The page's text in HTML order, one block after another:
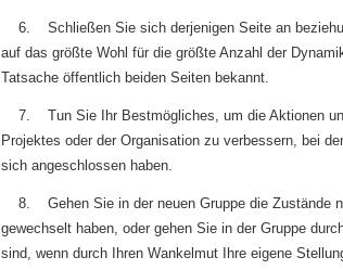
6. Schließen Sie sich derjenigen Seite an
auf das größte Wohl für die größte Anzahl der
Tatsache öffentlich beiden Seiten bekannt.
7. Tun Sie Ihr Bestmögliches, um die Aktionen
Projektes oder der Organisation zu verbessern, bei
sich angeschlossen haben.
8. Gehen Sie in der neuen Gruppe die Zustände
gewechselt haben, oder gehen Sie in der Gruppe
sind, wenn durch Ihren Wankelmut Ihre eigene